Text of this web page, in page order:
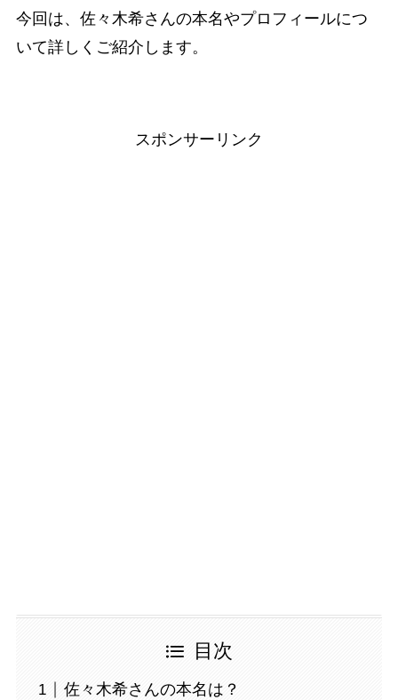
今回は、佐々木希さんの本名やプロフィールにつ
いて詳しくご紹介します。
スポンサーリンク
目次
佐々木希さんの本名は？